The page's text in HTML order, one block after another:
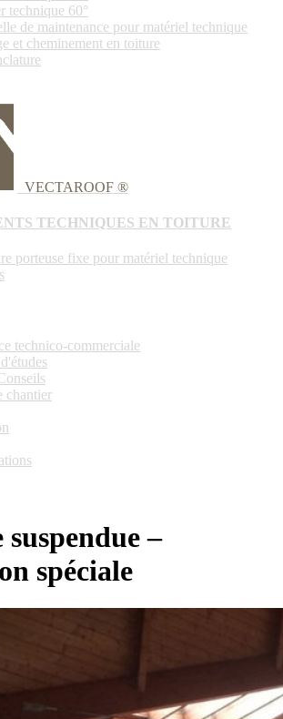
technique 60°
de maintenance pour matériel technique
et cheminement en toiture
VECTAROOF ®
TECHNIQUES EN TOITURE
porteuse fixe pour matériel technique
technico-commerciale
chantier
suspendue –
spéciale